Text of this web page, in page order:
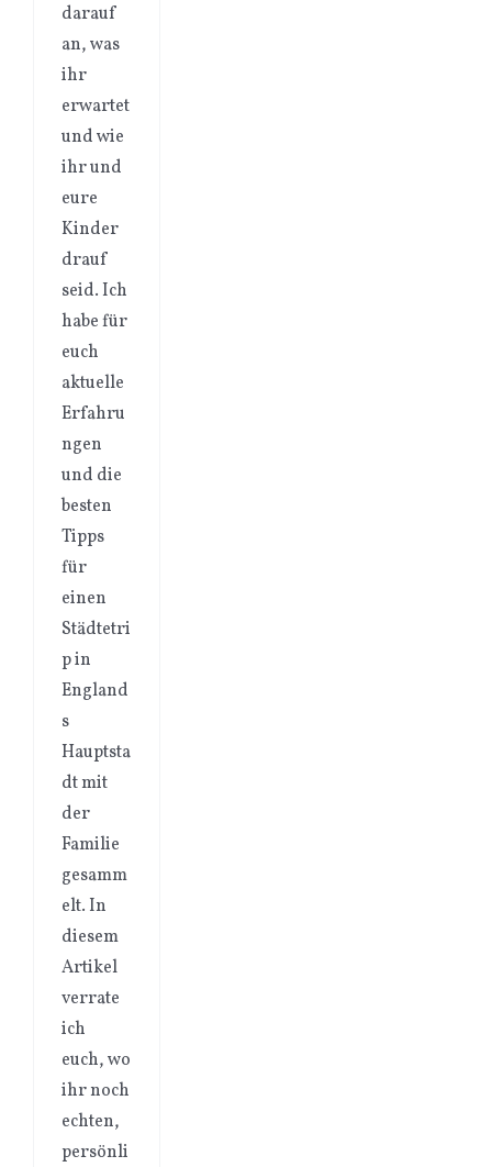
darauf
an, was
ihr
erwartet
und wie
ihr und
eure
Kinder
drauf
seid. Ich
habe für
euch
aktuelle
Erfahru
ngen
und die
besten
Tipps
für
einen
Städtetri
p in
England
s
Hauptsta
dt mit
der
Familie
gesamm
elt. In
diesem
Artikel
verrate
ich
euch, wo
ihr noch
echten,
persönli